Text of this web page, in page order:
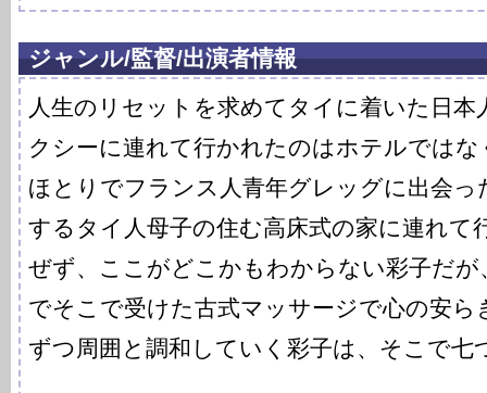
ジャンル/監督/出演者情報
人生のリセットを求めてタイに着いた日本
クシーに連れて行かれたのはホテルでは
ほとりでフランス人青年グレッグに出会っ
するタイ人母子の住む高床式の家に連れて
ぜず、ここがどこかもわからない彩子だが
でそこで受けた古式マッサージで心の安ら
ずつ周囲と調和していく彩子は、そこで七